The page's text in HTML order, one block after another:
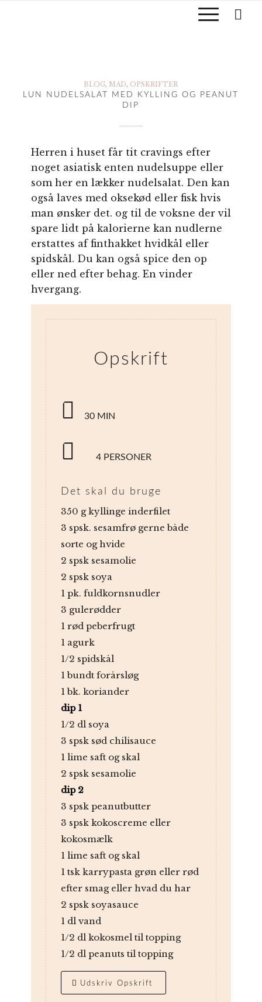
oksekød eller fisk
BLOG, MAD, OPSKRIFTER
LUN NUDELSALAT MED KYLLING OG PEANUT
DIP
Herren i huset får tit cravings efter
noget asiatisk enten nudelsuppe eller
som her en lækker nudelsalat. Den kan
også laves med oksekød eller fisk hvis
man ønsker det. og til de voksne der vil
spare lidt på kalorierne kan nudlerne
erstattes af finthakket hvidkål eller
spidskål. Du kan også spice den op
eller ned efter behag. En vinder
hvergang.
Opskrift
30 MIN
4 PERSONER
Det skal du bruge
350 g kyllinge inderfilet
3 spsk. sesamfrø gerne både
sorte og hvide
2 spsk sesamolie
2 spsk soya
1 pk. fuldkornsnudler
3 gulerødder
1 rød peberfrugt
1 agurk
1/2 spidskål
1 bundt forårsløg
1 bk. koriander
dip 1
1/2 dl soya
3 spsk sød chilisauce
1 lime saft og skal
2 spsk sesamolie
dip 2
3 spsk peanutbutter
3 spsk kokoscreme eller
kokosmælk
1 lime saft og skal
1 tsk karrypasta grøn eller rød
efter smag eller hvad du har
2 spsk soyasauce
1 dl vand
1/2 dl kokosmel til topping
1/2 dl peanuts til topping
Udskriv Opskrift